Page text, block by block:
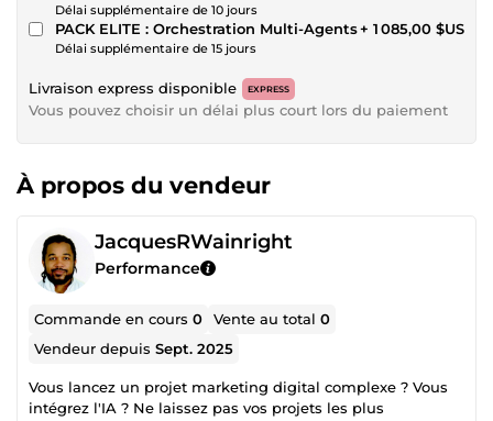
Délai supplémentaire de 10 jours
PACK ELITE : Orchestration Multi-Agents
Délai supplémentaire de 15 jours
+ 1 085,00 $US
Livraison express disponible EXPRESS
Vous pouvez choisir un délai plus court lors du paiement
À propos du vendeur
JacquesRWainright
Performance
Commande en cours0 Vente au total0
Vendeur depuisSept. 2025
Vous lancez un projet marketing digital complexe ? Vous
intégrez l'IA ? Ne laissez pas vos projets les plus